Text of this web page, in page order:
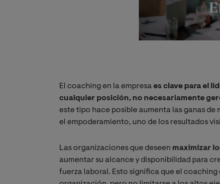
El coaching en la empresaes clave para el
cualquier posición, no necesariamente
este tipo hace posible aumenta las ganas
el empoderamiento, uno de los resultados
Las organizaciones que deseen maximizar
aumentar su alcance y disponibilidad para
fuerza laboral. Esto significa que el